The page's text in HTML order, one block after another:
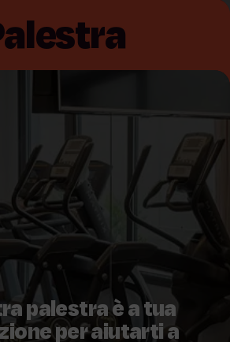
palestra è a tua
per aiutarti a